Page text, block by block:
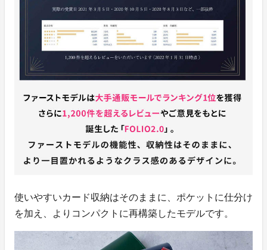
使いやすいカード収納はそのままに、ポケットに仕分け
を加え、よりコンパクトに再構築したモデルです。